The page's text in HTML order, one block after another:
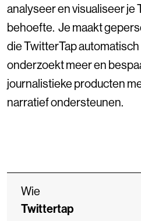
analyseer en visualiseer je
behoefte. Je maakt
die TwitterTap
onderzoekt meer en
journalistieke producten
narratief ondersteunen.
Wie
Twittertap